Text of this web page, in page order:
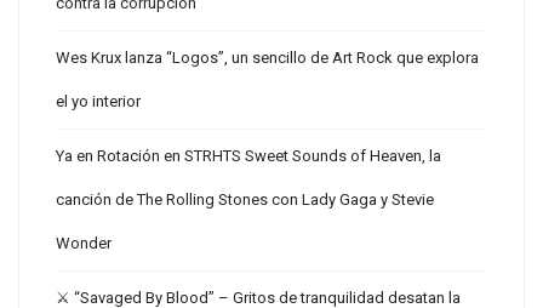
Wes Krux lanza “Logos”, un sencillo de Art Rock que explora
el yo interior
Ya en Rotación en STRHTS Sweet Sounds of Heaven, la
canción de The Rolling Stones con Lady Gaga y Stevie
Wonder
⚔️ “Savaged By Blood” – Gritos de tranquilidad desatan la